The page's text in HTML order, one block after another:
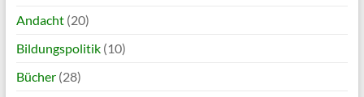
Andacht(20)
Bildungspolitik(10)
Bücher(28)